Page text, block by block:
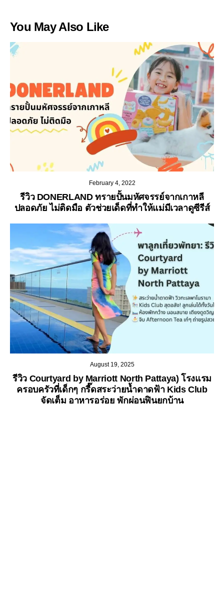
You May Also Like
February 4, 2022
รีวิว DONERLAND ทรายปั้นมหัศจรรย์จากเกาหลี
ปลอดภัย ไม่ติดมือ ตัวช่วยเด็ดที่ทำให้แม่มีเวลาดูซีรีส์
August 19, 2025
รีวิว Courtyard by Marriott North Pattaya) โรงแรม
ครอบครัวที่เด็กๆ กรี๊ดสระว่ายน้ำดาดฟ้า Kids Club
จัดเต็ม อาหารอร่อย พักผ่อนฟินยกบ้าน